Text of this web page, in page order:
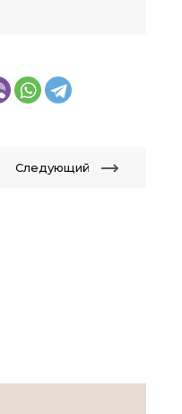
Следующий